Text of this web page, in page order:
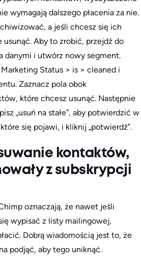
wymagają dalszego płacenia za nie.
a jeśli chcesz się ich
usunąć. Aby to zrobić, przejdź do
danymi i utwórz nowy segment.
Status > is > cleaned i
Zaznacz pola obok
które chcesz usunąć. Następnie
„usuń na stałe”, aby potwierdzić w
się pojawi, i kliknij „potwierdź”.
kontaktów,
z subskrypcji
oznaczają, że nawet jeśli
wypisać z listy mailingowej,
Dobrą wiadomością jest to, że
podjąć, aby tego uniknąć.